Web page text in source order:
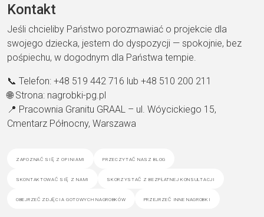
Kontakt
Jeśli chcieliby Państwo porozmawiać o projekcie dla
swojego dziecka, jestem do dyspozycji — spokojnie, bez
pośpiechu, w dogodnym dla Państwa tempie.
📞 Telefon: +48 519 442 716 lub +48 510 200 211
🌐 Strona: nagrobki-pg.pl
📍 Pracownia Granitu GRAAL – ul. Wóycickiego 15,
Cmentarz Północny, Warszawa
zapoznać się z opiniami przeczytać nasz blog
skontaktować się z nami skorzystać z bezpłatnej konsultacji
obejrzeć zdjęcia gotowych nagrobków przejrzeć inne nagrobki